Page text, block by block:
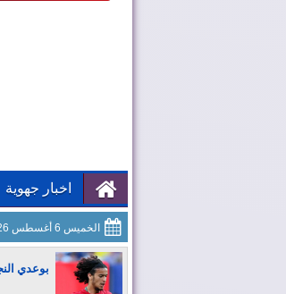
اخبار جهوية
الخميس 6 أغسطس 2026 م - 21 صفر 1448 هـ
بوعدي